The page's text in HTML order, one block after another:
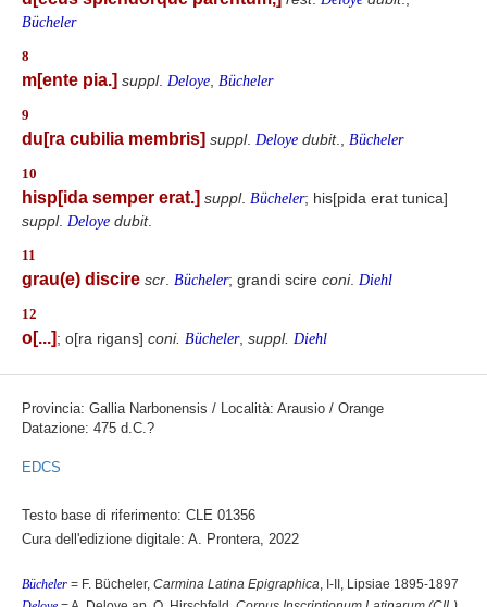
Bücheler
8
m[ente pia.] suppl. Deloye Bücheler
9
du[ra cubilia membris] suppl. Deloye dubit., Bücheler
10
hisp[ida semper erat.] suppl. Bücheler; his[pida erat tunica]
suppl. Deloye dubit.
11
grau(e) discire scr Bücheler; grandi scire coni. Diehl
12
o[...]; o[ra rigans] coni. Bücheler, suppl. Diehl
Provincia: Gallia Narbonensis / Località: Arausio / Orange
Datazione: 475 d.C.?
EDCS
Testo base di riferimento: CLE 01356
Cura dell'edizione digitale: A. Prontera, 2022
Bücheler = F. Bücheler, Carmina Latina Epigraphica, I-II, Lipsiae 1895-1897